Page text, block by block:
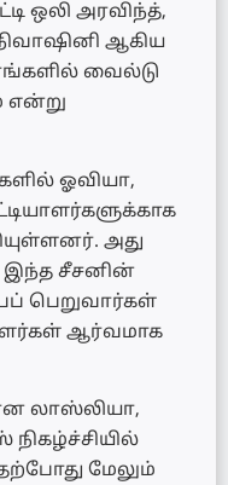
ஒலி அரவிந்த்,
ஆகிய
வைல்டு
என்று
ஓவியா,
அது
இந்த சீசனின்
பெறுவார்கள்
ஆர்வமாக
லாஸ்லியா,
நிகழ்ச்சியில்
மேலும்